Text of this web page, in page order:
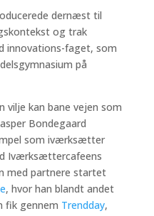
dernæst til
og trak
innovations-faget, som
på
vilje kan bane vejen som
Bondegaard
som iværksætter
Iværksættercafeens
med partnere startet
, hvor han blandt andet
fik gennem Trendday,